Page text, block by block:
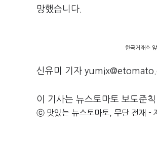
망했습니다.
한국거래소
신유미 기자
이 기사는 뉴스토마토 보도준
ⓒ 맛있는 뉴스토마토, 무단 전재 -